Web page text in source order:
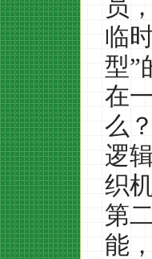
员
临
型”
在
么
逻
织
第
能